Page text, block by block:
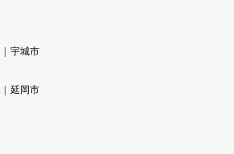
宇城市
延岡市